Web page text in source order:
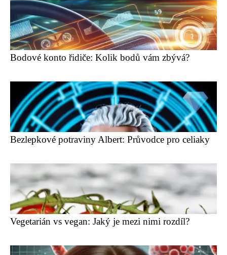
Bodové konto řidiče: Kolik bodů vám zbývá?
Bezlepkové potraviny Albert: Průvodce pro celiaky
Vegetarián vs vegan: Jaký je mezi nimi rozdíl?